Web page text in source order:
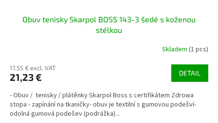
Obuv tenisky Skarpol BOSS 143-3 šedé s koženou
stélkou
Skladem (1 pcs)
17,55 € excl. VAT
21,23 € DETAIL
- Obuv / tenisky / plátěnky Skarpol Boss s certifikátem Zdrowa
stopa - zapínání na tkaničky- obuv je textilní s gumovou podešví-
odolná gumová podešev (podrážka)...